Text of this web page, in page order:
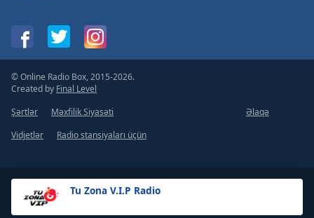
Tu Zona V.I.P Radio
© Online Radio Box, 2015-2026.
Created by Final Level
Şərtlər
Məxfilik Siyasəti
Əlaqə
Vidjetlər
Radio stansiyaları üçün